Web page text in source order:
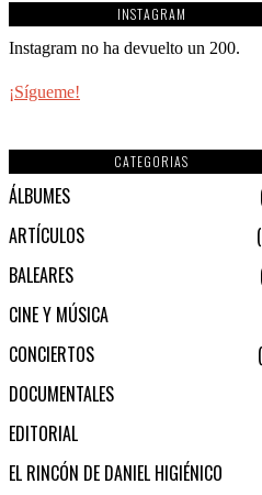
INSTAGRAM
Instagram no ha devuelto un 200.
¡Sígueme!
CATEGORIAS
ÁLBUMES
ARTÍCULOS
BALEARES
CINE Y MÚSICA
CONCIERTOS
DOCUMENTALES
EDITORIAL
EL RINCÓN DE DANIEL HIGIÉNICO